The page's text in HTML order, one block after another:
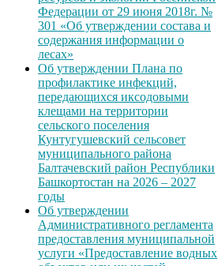
Федерации от 29 июня 2018г. №
301 «Об утверждении состава и
содержания информации о
лесах»
Об утверждении Плана по
профилактике инфекций,
передающихся иксодовыми
клещами на территории
сельского поселения
Кунтугушевский сельсовет
муниципального района
Балтачевский район Республики
Башкортостан на 2026 – 2027
годы
Об утверждении
Административного регламента
предоставления муниципальной
услуги «Предоставление водных